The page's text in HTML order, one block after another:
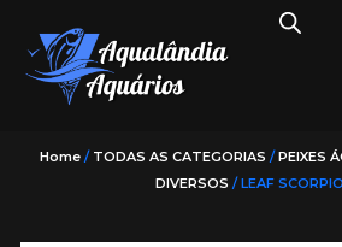
Home/ TODAS AS CATEGORIAS /PEIXES
DIVERSOS / LEAF